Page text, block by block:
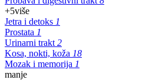
+5više
Jetra i detoks 1
Prostata 1
Urinarni trakt 2
Kosa, nokti, koža 18
Mozak i memorija 1
manje